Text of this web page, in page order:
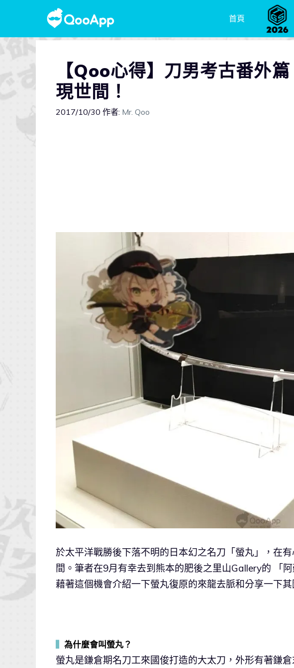
首頁
【Qoo心得】刀男考古番外
現世間！
2017/10/30 作者: Mr. Qoo
於太平洋戰勝後下落不明的日本幻之名刀「螢丸」，在
間。筆者在9月有幸去到熊本的肥後之里山Gallery的
藉著這個機會介紹一下螢丸復原的來龍去脈和分享一
為什麼會叫螢丸？
螢丸是鎌倉期名刀工來國俊打造的大太刀，外形有著鎌